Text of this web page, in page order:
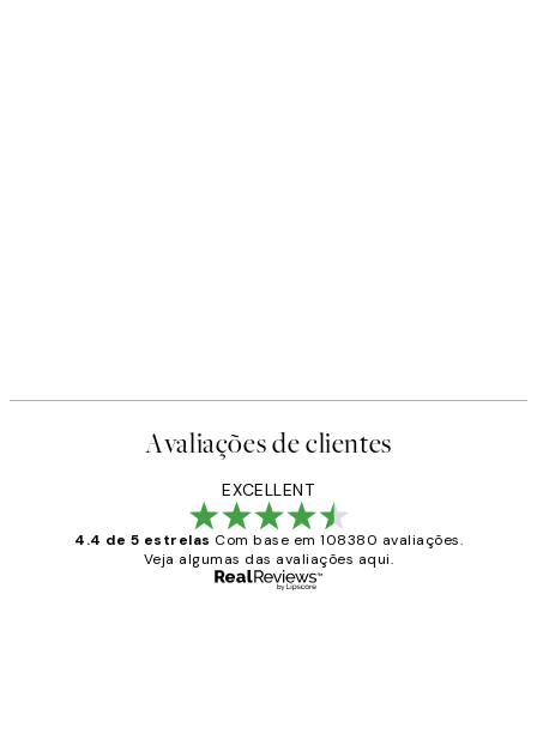
Avaliações de clientes
EXCELLENT
4.4 de 5 estrelas Com base em 108380 avaliações.
Veja algumas das avaliações aqui.